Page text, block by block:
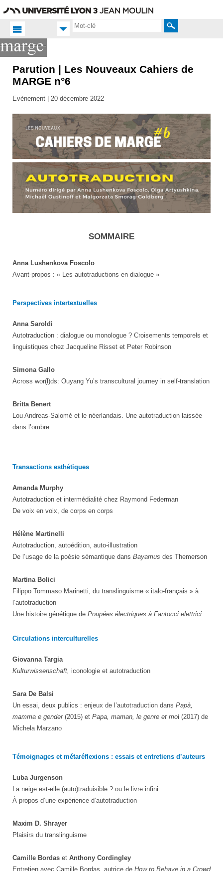
Rechercher
Accueil FR
Productions
Parution | Les Nouveaux Cahiers de
MARGE n°6
Evènement | 20 décembre 2022
SOMMAIRE
Anna Lushenkova Foscolo
Avant-propos : « Les autotraductions en dialogue »
Perspectives intertextuelles
Anna Saroldi
Autotraduction : dialogue ou monologue ? Croisements temporels et
linguistiques chez Jacqueline Risset et Peter Robinson
Simona Gallo
Across wor(l)ds: Ouyang Yu’s transcultural journey in self-translation
Britta Benert
Lou Andreas-Salomé et le néerlandais. Une autotraduction laissée
dans l’ombre
Transactions esthétiques
Amanda Murphy
Autotraduction et intermédialité chez Raymond Federman
De voix en voix, de corps en corps
Hélène Martinelli
Autotraduction, autoédition, auto-illustration
De l’usage de la poésie sémantique dans Bayamus des Themerson
Martina Bolici
Filippo Tommaso Marinetti, du translinguisme « italo-français » à
l’autotraduction
Une histoire génétique de Poupées électriques à Fantocci elettrici
Circulations interculturelles
Giovanna Targia
Kulturwissenschaft, iconologie et autotraduction
Sara De Balsi
Un essai, deux publics : enjeux de l’autotraduction dans Papà,
mamma e gender(2015) et Papa, maman, le genre et moi (2017) de
Michela Marzano
Témoignages et métaréflexions : essais et entretiens d’auteurs
Luba Jurgenson
La neige est-elle (auto)traduisible ? ou le livre infini
À propos d’une expérience d’autotraduction
Maxim D. Shrayer
Plaisirs du translinguisme
Camille Bordas et Anthony Cordingley
Entretien avec Camille Bordas, autrice de How to Behave in a Crowd